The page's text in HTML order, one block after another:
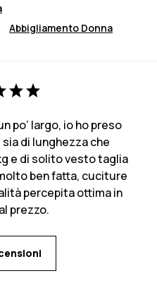
Abbigliamento Donna
po’ largo, io ho preso
di lunghezza che
e di solito vesto taglia
ben fatta, cuciture
percepita ottima in
prezzo.